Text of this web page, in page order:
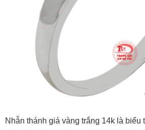
Nhẫn thánh giá vàng trắng 14k là